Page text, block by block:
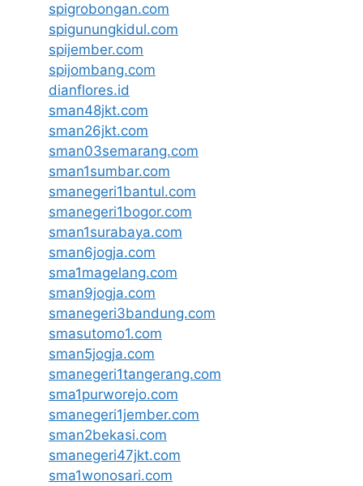
spigrobongan.com
spigunungkidul.com
spijember.com
spijombang.com
dianflores.id
sman48jkt.com
sman26jkt.com
sman03semarang.com
sman1sumbar.com
smanegeri1bantul.com
smanegeri1bogor.com
sman1surabaya.com
sman6jogja.com
sma1magelang.com
sman9jogja.com
smanegeri3bandung.com
smasutomo1.com
sman5jogja.com
smanegeri1tangerang.com
sma1purworejo.com
smanegeri1jember.com
sman2bekasi.com
smanegeri47jkt.com
sma1wonosari.com